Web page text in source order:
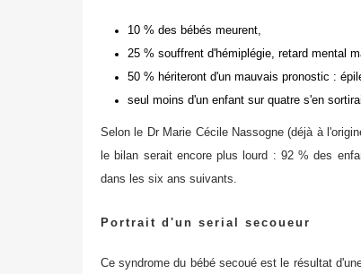
10 % des bébés meurent,
25 % souffrent d'hémiplégie, retard mental
50 % hériteront d'un mauvais pronostic :
seul moins d'un enfant sur quatre s'en
Selon le Dr Marie Cécile Nassogne (déjà à
le bilan serait encore plus lourd : 92 % des
dans les six ans suivants.
Portrait d'un serial secoueur
Ce syndrome du bébé secoué est le résultat